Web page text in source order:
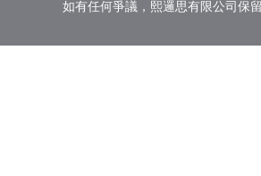
如有任何爭議，熙邏思有限公司保